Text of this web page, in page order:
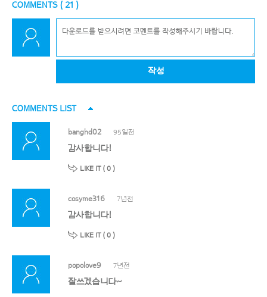
COMMENTS ( 21 )
작성
COMMENTS LIST
banghd02 95일전
감사합니다!
LIKE IT ( 0 )
cosyme316 7년전
감사합니다!
LIKE IT ( 0 )
popolove9 7년전
잘쓰겠습니다~